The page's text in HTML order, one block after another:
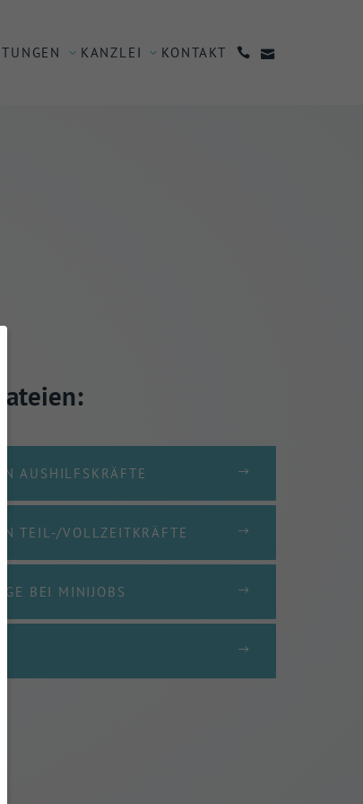
KANZLEI KONTAKT
AUSHILFSKRÄFTE
TEIL-/VOLLZEITKRÄFTE
BEI MINIJOBS